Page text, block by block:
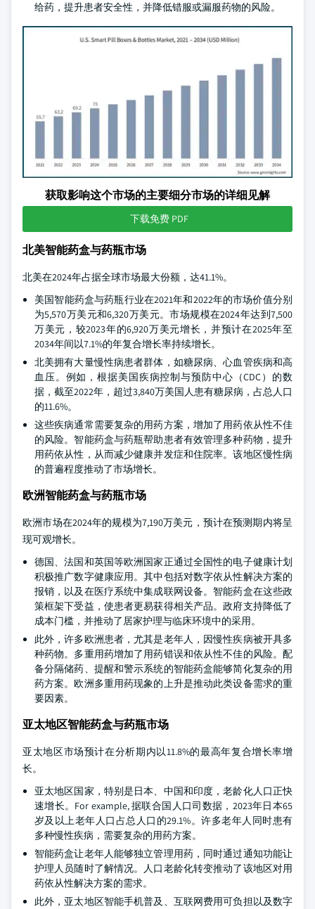
给药，提升患者安全性，并降低错服或漏服药物的风险。
获取影响这个市场的主要细分市场的详细见解
下载免费 PDF
北美智能药盒与药瓶市场
北美在2024年占据全球市场最大份额，达41.1%。
美国智能药盒与药瓶行业在2021年和2022年的市场价值分别
为5,570万美元和6,320万美元。市场规模在2024年达到7,500
万美元，较2023年的6,920万美元增长，并预计在2025年至
2034年间以7.1%的年复合增长率持续增长。
北美拥有大量慢性病患者群体，如糖尿病、心血管疾病和高
血压。例如，根据美国疾病控制与预防中心（CDC）的数
据，截至2022年，超过3,840万美国人患有糖尿病，占总人口
的11.6%。
这些疾病通常需要复杂的用药方案，增加了用药依从性不佳
的风险。智能药盒与药瓶帮助患者有效管理多种药物，提升
用药依从性，从而减少健康并发症和住院率。该地区慢性病
的普遍程度推动了市场增长。
欧洲智能药盒与药瓶市场
欧洲市场在2024年的规模为7,190万美元，预计在预测期内将呈
现可观增长。
德国、法国和英国等欧洲国家正通过全国性的电子健康计划
积极推广数字健康应用。其中包括对数字依从性解决方案的
报销，以及在医疗系统中集成联网设备。智能药盒在这些政
策框架下受益，使患者更易获得相关产品。政府支持降低了
成本门槛，并推动了居家护理与临床环境中的采用。
此外，许多欧洲患者，尤其是老年人，因慢性疾病被开具多
种药物。多重用药增加了用药错误和依从性不佳的风险。配
备分隔储药、提醒和警示系统的智能药盒能够简化复杂的用
药方案。欧洲多重用药现象的上升是推动此类设备需求的重
要因素。
亚太地区智能药盒与药瓶市场
亚太地区市场预计在分析期内以11.8%的最高年复合增长率增
长。
亚太地区国家，特别是日本、中国和印度，老龄化人口正快
速增长。For example, 据联合国人口司数据，2023年日本65
岁及以上老年人口占总人口的29.1%。许多老年人同时患有
多种慢性疾病，需要复杂的用药方案。
智能药盒让老年人能够独立管理用药，同时通过通知功能让
护理人员随时了解情况。人口老龄化转变推动了该地区对用
药依从性解决方案的需求。
此外，亚太地区智能手机普及、互联网费用可负担以及数字